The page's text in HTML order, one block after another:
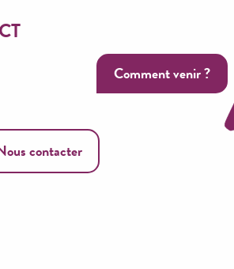
contacter
Comment venir ?